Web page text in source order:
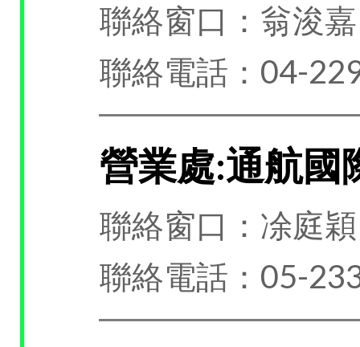
聯絡窗口：翁浚嘉
聯絡電話：04-
營業處:通航國
聯絡窗口：凃庭穎
聯絡電話：05-